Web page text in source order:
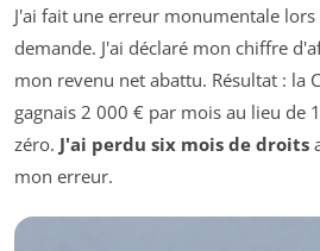
J'ai fait une erreur monumentale
demande. J'ai déclaré mon chiffre
mon revenu net abattu. Résultat : la
gagnais 2 000 € par mois au lieu de
zéro. J'ai perdu six mois de droits
mon erreur.